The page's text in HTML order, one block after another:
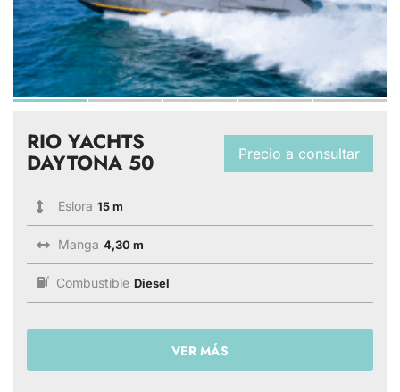
Precio a consultar
RIO YACHTS
DAYTONA 50
Eslora 15 m
Manga 4,30 m
Combustible Diesel
VER MÁS